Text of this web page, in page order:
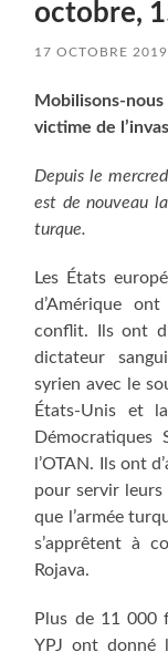
octobre,
17 OCTOBRE 2019
Mobilisons-
victime de
Depuis le
est de nouveau
turque.
Les États
d’Amérique
conflit. Ils ont
dictateur
syrien avec le
États-Unis et
l’OTAN. Ils ont
pour servir leurs
que l’armée
s’apprêtent à
Rojava.
Plus de 11 000
YPJ ont donné